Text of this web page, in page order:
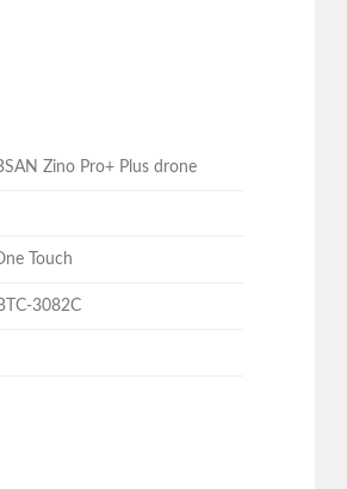
Zino Pro+ Plus drone
Touch
3082C